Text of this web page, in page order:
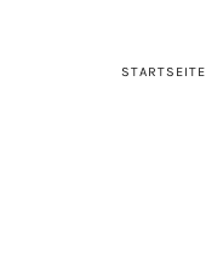
STARTSEITE